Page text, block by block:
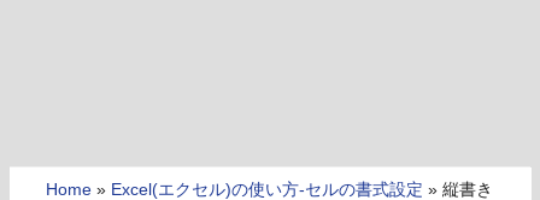
Home » Excel(エクセル)の使い方-セルの書式設定 » 縦書き